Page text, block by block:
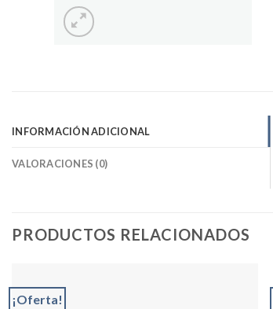
INFORMACIÓN ADICIONAL
VALORACIONES (0)
PRODUCTOS RELACIONADOS
¡Oferta!